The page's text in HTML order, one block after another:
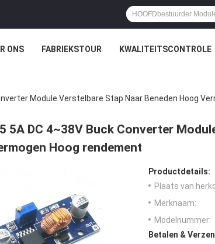
ONS FABRIEKSTOUR KWALITEITSCONTROLE
Module Verstelbare Stap Naar Beneden Hoog
5A DC 4~38V Buck Converter
Hoog rendement
Productdetails:
Plaats van
Merknaam:
Modelnummer:
Betalen &